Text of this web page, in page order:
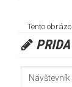
Tento